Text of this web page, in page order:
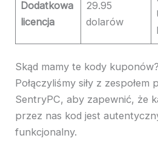
Dodatkowa
licencja
29.95
dolarów
Skąd mamy te kody kuponów?
Połączyliśmy siły z zespołem
SentryPC, aby zapewnić, że
przez nas kod jest
funkcjonalny.